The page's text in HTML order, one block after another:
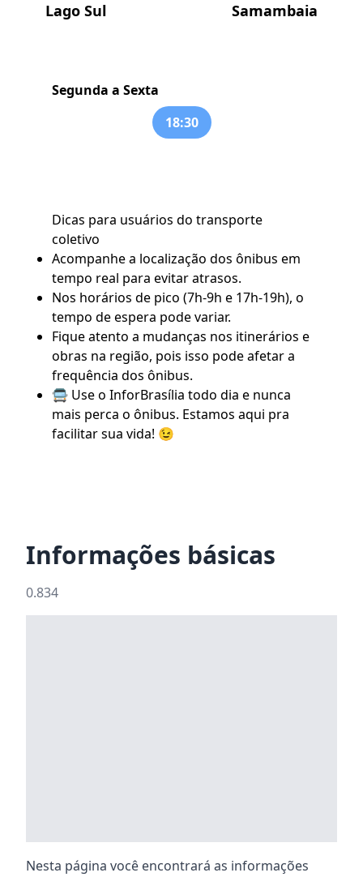
Lago Sul Samambaia
Segunda a Sexta
18:30
Dicas para usuários do transporte
coletivo
Acompanhe a localização dos ônibus em
tempo real para evitar atrasos.
Nos horários de pico (7h-9h e 17h-19h), o
tempo de espera pode variar.
Fique atento a mudanças nos itinerários e
obras na região, pois isso pode afetar a
frequência dos ônibus.
🚍 Use o InforBrasília todo dia e nunca
mais perca o ônibus. Estamos aqui pra
facilitar sua vida! 😉
Informações básicas
0.834
Nesta página você encontrará as informações